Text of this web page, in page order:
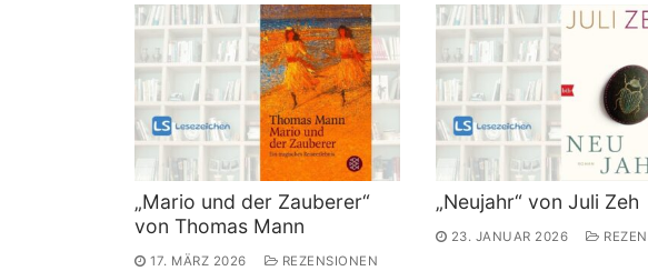
„Mario und der Zauberer“
von Thomas Mann
17. MÄRZ 2026 REZENSIONEN
„Neujahr“ von Juli Zeh
23. JANUAR 2026